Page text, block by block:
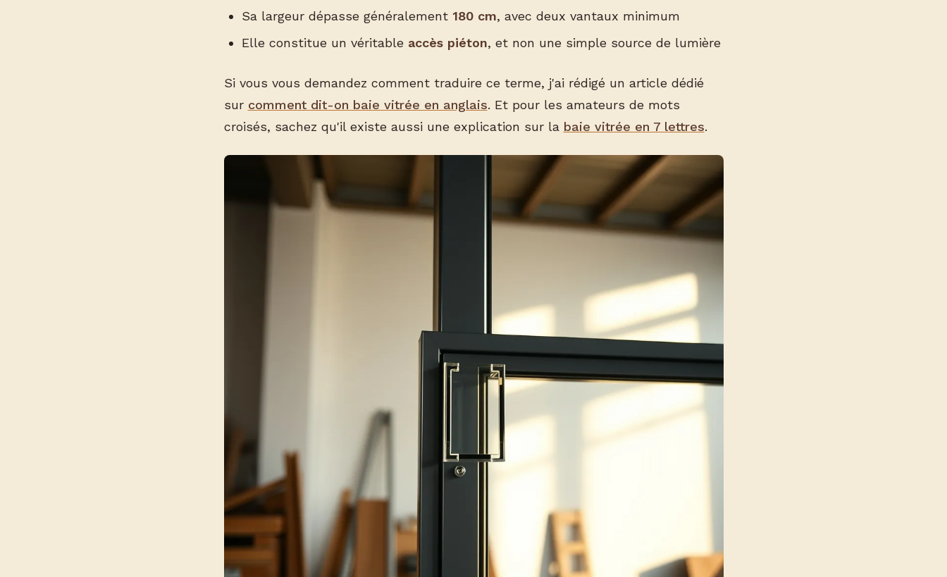
Sa largeur dépasse généralement 180 cm, avec deux vantaux minimum
Elle constitue un véritable accès piéton, et non une simple source de lumière
Si vous vous demandez comment traduire ce terme, j'ai rédigé un article dédié
sur comment dit-on baie vitrée en anglais. Et pour les amateurs de mots
croisés, sachez qu'il existe aussi une explication sur la baie vitrée en 7 lettres.